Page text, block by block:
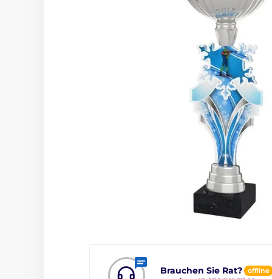
Brauchen Sie Rat? offline